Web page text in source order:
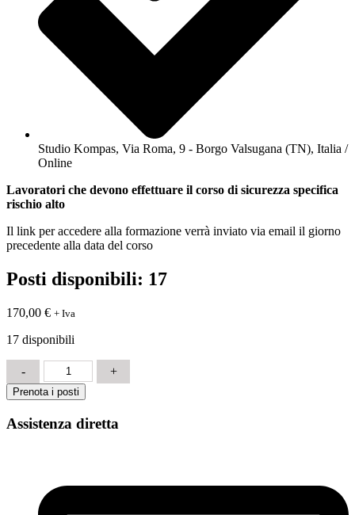
Studio Kompas, Via Roma, 9 - Borgo Valsugana (TN), Italia /
Online
Lavoratori che devono effettuare il corso di sicurezza specifica
rischio alto
Il link per accedere alla formazione verrà inviato via email il giorno
precedente alla data del corso
Posti disponibili: 17
170,00 € + Iva
17 disponibili
-
Sicurezza
Modulo
Specifico
ALTO
+
Prenota i posti
Assistenza diretta